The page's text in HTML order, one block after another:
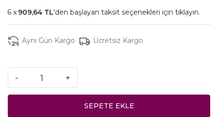
909,64 TL'den başlayan taksit seçenekleri için tıklayın.
Aynı Gün Kargo Ücretsiz Kargo
- +
SEPETE EKLE